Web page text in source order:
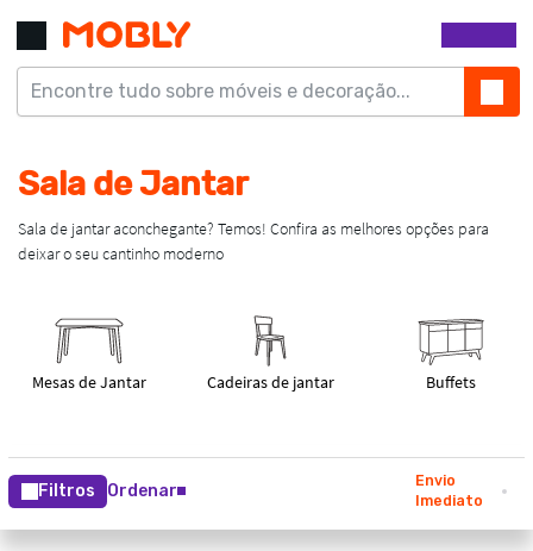
Filtros Ordenar
Envio
Imediato